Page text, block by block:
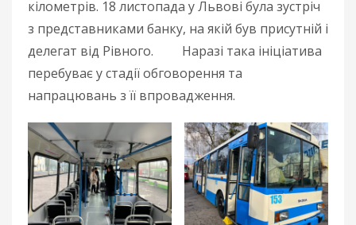
кілометрів. 18 листопада у Львові була зустріч
з представниками банку, на якій був присутній і
делегат від Рівногo. Наразі така ініціатива
перебуває у стадії обговорення та
напрацювань з її впровадження.